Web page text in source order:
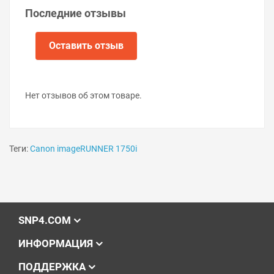
Последние отзывы
Оставить отзыв
Нет отзывов об этом товаре.
Теги:Canon imageRUNNER 1750i
SNP4.COM
ИНФОРМАЦИЯ
ПОДДЕРЖКА